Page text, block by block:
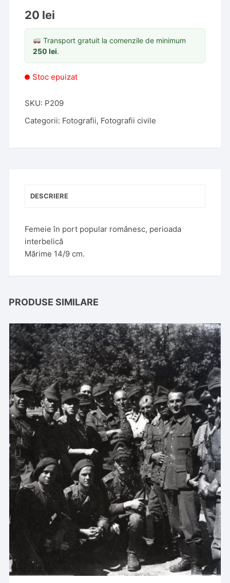
20 lei
Transport gratuit la comenzile de minimum
250lei.
Stoc epuizat
SKU: P209
Categorii: Fotografii, Fotografii civile
DESCRIERE
Femeie în port popular românesc, perioada
interbelică
Mărime 14/9 cm.
PRODUSE SIMILARE